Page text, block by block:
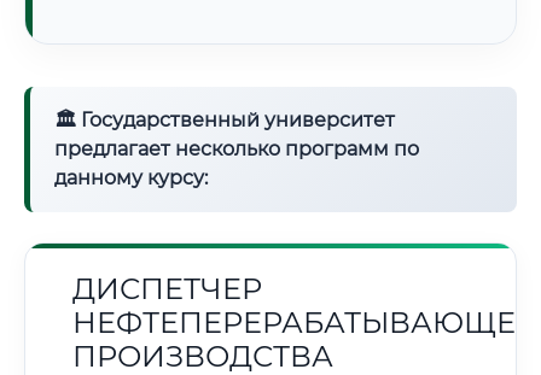
🏛 Государственный университет
предлагает несколько программ по
данному курсу:
ДИСПЕТЧЕР
ПРОИЗВОДСТВА